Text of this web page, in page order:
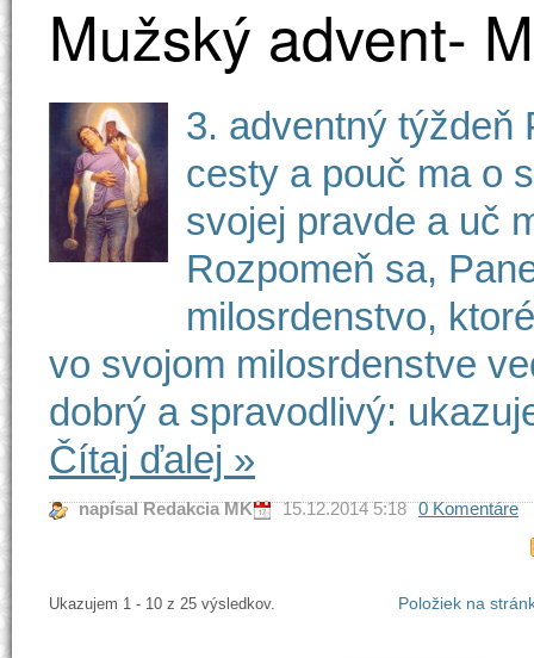
Mužský advent-
3. adventný týždeň
cesty a pouč ma o
svojej pravde a uč
Rozpomeň sa,
milosrdenstvo,
vo svojom milosrdenstve
dobrý a spravodlivý:
Čítaj ďalej »
napísal Redakcia MK 15.12.2014 5:18 0 Komentáre
Ukazujem 1 - 10 z 25 výsledkov. Položiek na